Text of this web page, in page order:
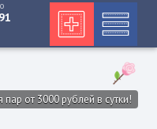
от 3000 рублей в сутки!